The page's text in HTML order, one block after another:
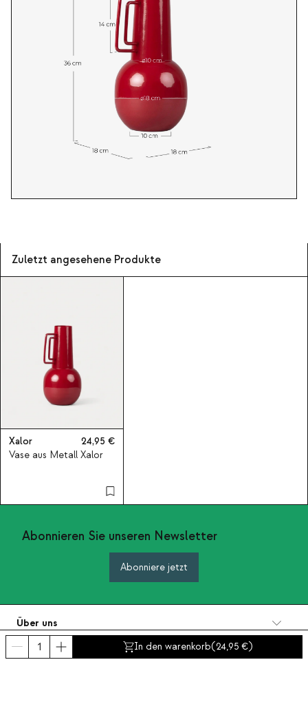
In den warenkorb(24,95 )
Zuletzt angesehene Produkte
Xalor
24,95
Vase aus Metall Xalor
Abonnieren Sie unseren Newsletter
Abonniere jetzt
Über uns
Kategorien
Kontakt und Hilfe